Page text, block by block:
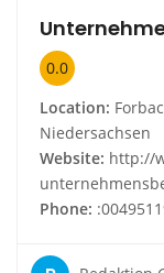
0.0
Location:
Niedersachsen
Website: http://
Phone: